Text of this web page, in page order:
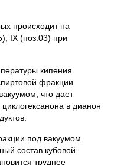
происходит на
IХ (поз.03) при
кипения
фракции
что дает
в дианон
под вакуумом
состав кубовой
труднее